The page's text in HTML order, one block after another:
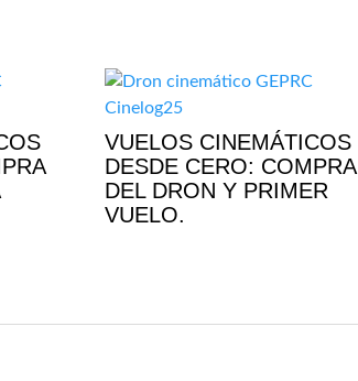
VUELOS CINEMÁTICOS
DESDE CERO: COMPRA
DEL DRON Y PRIMER
VUELO.